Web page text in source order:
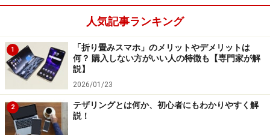
人気記事ランキング
1
「折り畳みスマホ」のメリットやデメリットは
何？ 購入しない方がいい人の特徴も【専門家が解
説】
2026/01/23
2
テザリングとは何か、初心者にもわかりやすく解
説！